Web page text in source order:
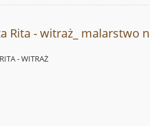
Rita - witraż_ malarstwo
- WITRAŻ